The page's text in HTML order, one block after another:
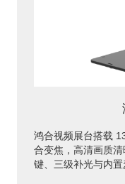
鸿合视频展台搭载
合变焦，高清画质
键、三级补光与内